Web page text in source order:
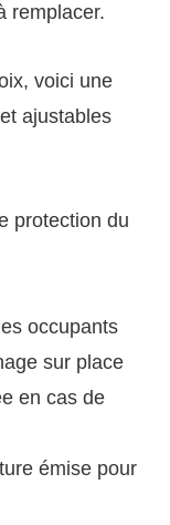
remplacer.
voici une
ajustables
protection du
occupants
sur place
en cas de
émise pour